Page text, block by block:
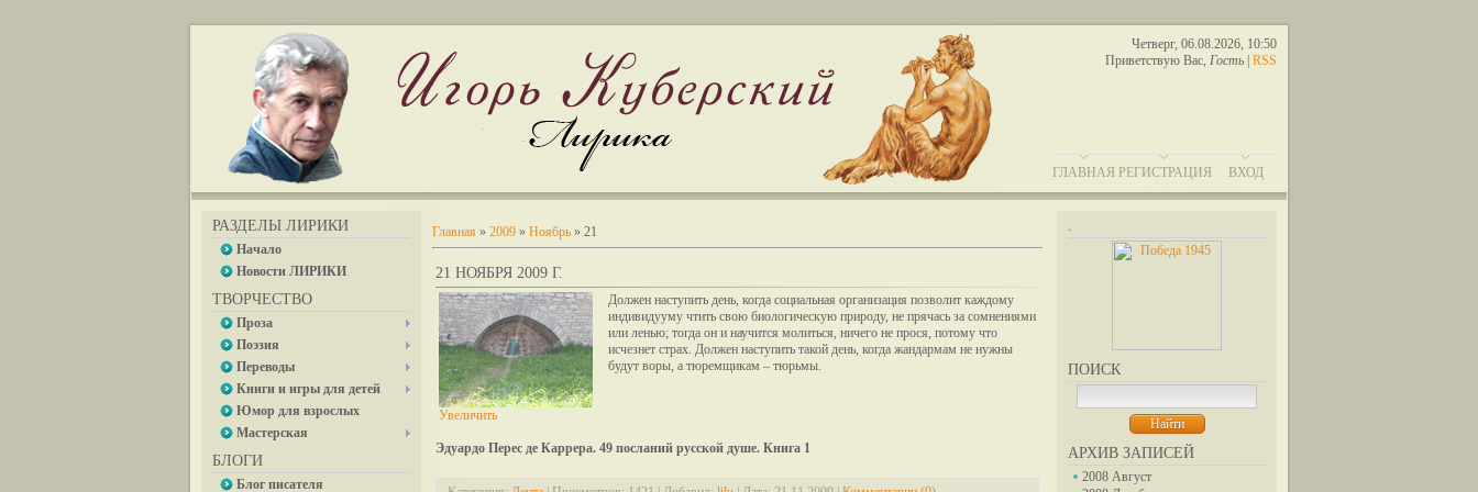
Четверг, 06.08.2026, 10:50
Приветствую Вас, Гость RSS
ГЛАВНАЯ РЕГИСТРАЦИЯ ВХОД
РАЗДЕЛЫ ЛИРИКИ
Начало
Новости ЛИРИКИ
ТВОРЧЕСТВО
Проза
Поэзия
Переводы
Книги и игры для детей
Юмор для взрослых
Мастерская
БЛОГИ
Блог писателя
.
ПОИСК
АРХИВ ЗАПИСЕЙ
2008 Август
Главная » 2009 » Ноябрь » 21
21 НОЯБРЯ 2009 Г.
Увеличить
Должен наступить день, когда социальная организация позволит каждому
индивидууму чтить свою биологическую природу, не прячась за сомнениями
или ленью; тогда он и научится молиться, ничего не прося, потому что
исчезнет страх. Должен наступить такой день, когда жандармам не нужны
будут воры, а тюремщикам – тюрьмы.
Эдуардо Перес де Каррера. 49 посланий русской душе. Книга 1